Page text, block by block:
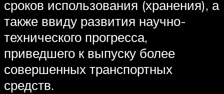
сроков использования (хранения), а
также ввиду развития научно-
технического прогресса,
приведшего к выпуску более
совершенных транспортных
средств.